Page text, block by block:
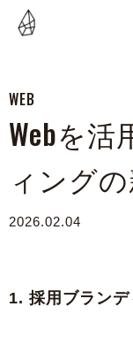
WEB
Webを
ィング
2026.02.04
1. 採用ブラン